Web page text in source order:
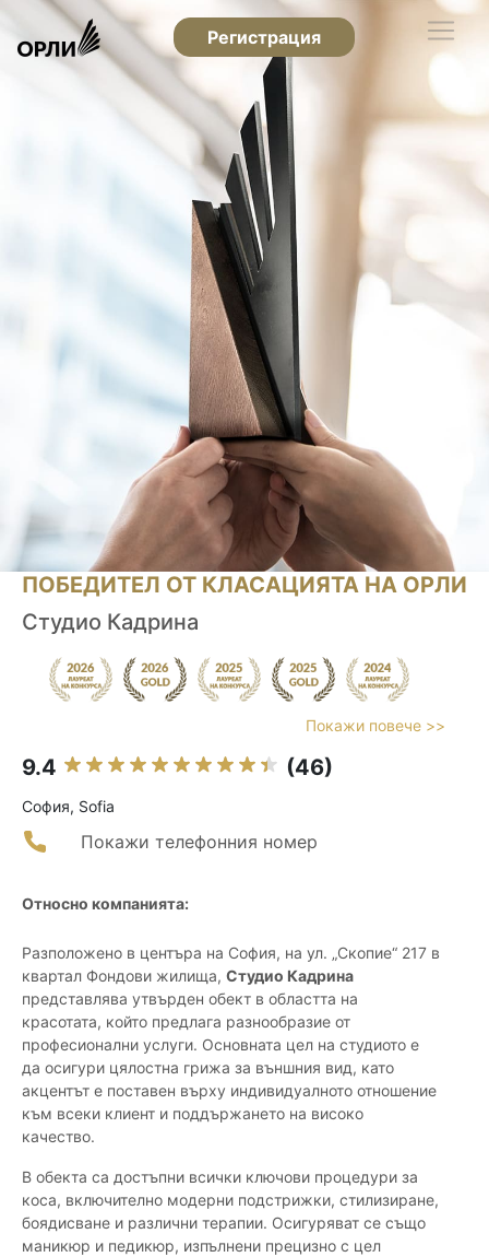
Регистрация
ПОБЕДИТЕЛ ОТ КЛАСАЦИЯТА НА ОРЛИ
Студио Кадрина
Покажи повече >>
9.4 (46)
София, Sofia
Покажи телефонния номер
Относно компанията:
Разположено в центъра на София, на ул. „Скопие“ 217 в
квартал Фондови жилища, Студио Кадрина
представлява утвърден обект в областта на
красотата, който предлага разнообразие от
професионални услуги. Основната цел на студиото е
да осигури цялостна грижа за външния вид, като
акцентът е поставен върху индивидуалното отношение
към всеки клиент и поддържането на високо
качество.
В обекта са достъпни всички ключови процедури за
коса, включително модерни подстрижки, стилизиране,
боядисване и различни терапии. Осигуряват се също
маникюр и педикюр, изпълнени прецизно с цел